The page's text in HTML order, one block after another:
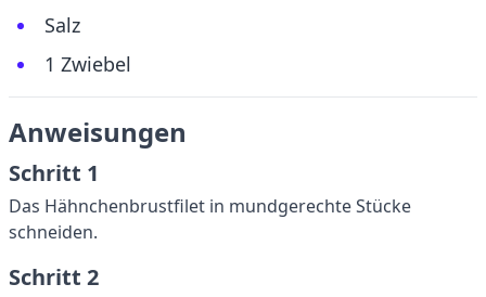
Salz
1 Zwiebel
Anweisungen
Schritt 1
Das Hähnchenbrustfilet in mundgerechte Stücke
schneiden.
Schritt 2